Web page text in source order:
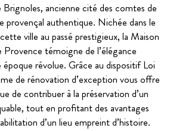
ancienne cité des comtes de
provençal authentique. Nichée dans le
ville au passé prestigieux, la Maison
témoigne de l’élégance
époque révolue. Grâce au dispositif Loi
de rénovation d’exception vous offre
de contribuer à la préservation d’un
tout en profitant des avantages
d’un lieu empreint d’histoire.